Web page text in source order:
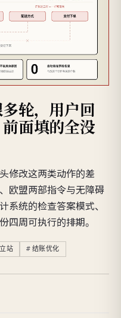
轮，用户回
面填的全没
修改这两类动作的差
欧盟两部指令与无障碍
系统的检查答案模式、
四周可执行的排期。
站 结账优化